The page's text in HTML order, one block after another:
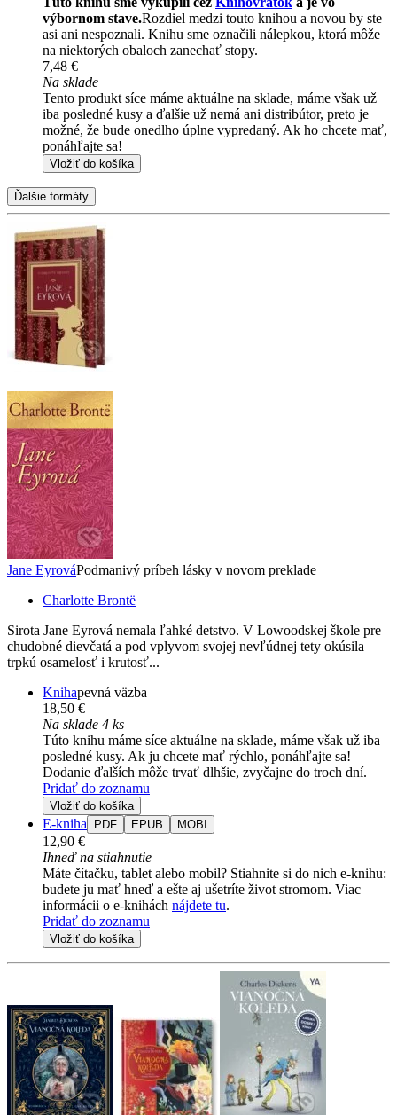
výbornom stave.Rozdiel medzi touto knihou a novou by ste
asi ani nespoznali. Knihu sme označili nálepkou, ktorá môže
na niektorých obaloch zanechať stopy.
7,48 €
Na sklade
Tento produkt síce máme aktuálne na sklade, máme však už
iba posledné kusy a ďalšie už nemá ani distribútor, preto je
možné, že bude onedlho úplne vypredaný. Ak ho chcete mať,
ponáhľajte sa!
Vložiť do košíka
Ďalšie formáty
Jane EyrováPodmanivý príbeh lásky v novom preklade
Charlotte Brontë
Sirota Jane Eyrová nemala ľahké detstvo. V Lowoodskej škole pre
chudobné dievčatá a pod vplyvom svojej nevľúdnej tety okúsila
trpkú osamelosť i krutosť...
Knihapevná väzba
18,50 €
Na sklade 4 ks
Túto knihu máme síce aktuálne na sklade, máme však už iba
posledné kusy. Ak ju chcete mať rýchlo, ponáhľajte sa!
Dodanie ďalších môže trvať dlhšie, zvyčajne do troch dní.
Pridať do zoznamu
Vložiť do košíka
E-kniha PDF EPUB MOBI
12,90 €
Ihneď na stiahnutie
Máte čítačku, tablet alebo mobil? Stiahnite si do nich e-knihu:
budete ju mať hneď a ešte aj ušetríte život stromom. Viac
informácii o e-knihách nájdete tu.
Pridať do zoznamu
Vložiť do košíka